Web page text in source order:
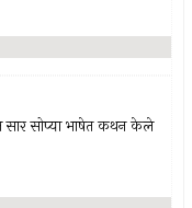
सार सोप्या भाषेत कथन केले